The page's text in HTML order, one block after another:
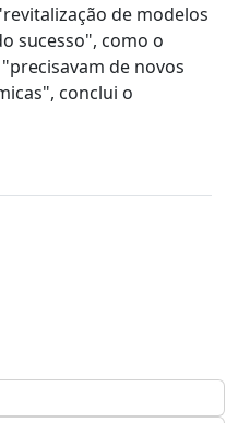
de modelos
sucesso", como o
de novos
conclui o